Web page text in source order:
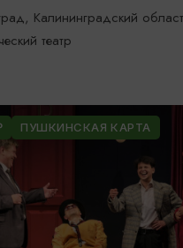
Калининградский
театр
ПУШКИНСКАЯ КАРТА